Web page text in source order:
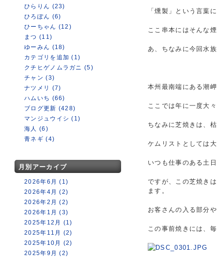
ひらりん (23)
ひろぽん (6)
ひーちゃん (12)
まつ (11)
ゆーみん (18)
カテゴリを追加 (1)
クチヒゲノムラガニ (5)
チャン (3)
ナツメリ (7)
ハムいち (66)
ブログ更新 (428)
マンジュウイシ (1)
海人 (6)
青ネギ (4)
月別アーカイブ
2026年6月 (1)
2026年4月 (2)
2026年2月 (2)
2026年1月 (3)
2025年12月 (1)
2025年11月 (2)
2025年10月 (2)
2025年9月 (2)
「燻製」という言葉
ここ串本にはそんな
あ、ちなみに今回水
本州最南端にある潮
ここでは年に一度大
ちなみに芝焼きは、
ケムリストとしては
いつも仕事のある土
ですが、この芝焼き
ます。
お客さんの入る部分
この事前焼きには、